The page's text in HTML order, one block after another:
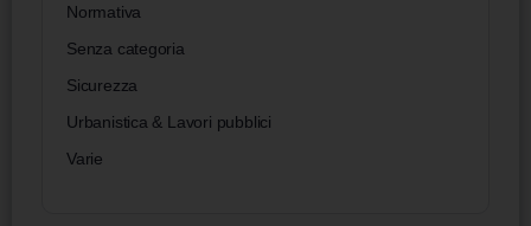
Normativa
Senza categoria
Sicurezza
Urbanistica & Lavori pubblici
Varie